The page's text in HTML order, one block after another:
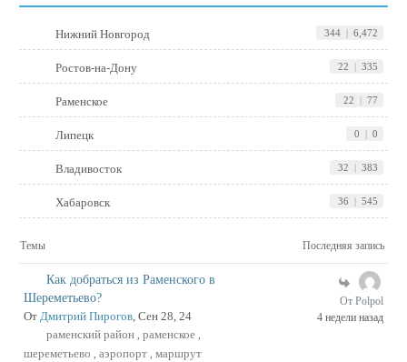
Нижний Новгород 344 | 6,472
Ростов-на-Дону 22 | 335
Раменское 22 | 77
Липецк 0 | 0
Владивосток 32 | 383
Хабаровск 36 | 545
Темы Последняя запись
Как добраться из Раменского в
Шереметьево?
От Дмитрий Пирогов, Сен 28, 24
раменский район раменское
шереметьево аэропорт маршрут
От Polpol
4 недели назад